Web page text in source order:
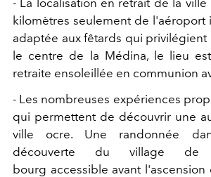
kilomètres seulement de l'aéroport
adaptée aux fêtards qui privilégient
le centre de la Médina, le lieu
retraite ensoleillée en communion
- Les nombreuses expériences
qui permettent de découvrir une
ville ocre. Une randonnée
découverte du village de
bourg accessible avant